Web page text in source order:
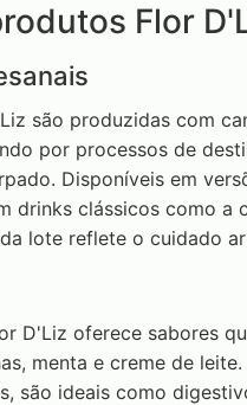
Flor
são produzidas com
por processos de
Disponíveis em
drinks clássicos como a
lote reflete o cuidado
D'Liz oferece sabores
menta e creme de
são ideais como